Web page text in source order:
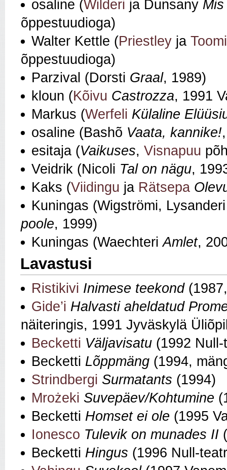
osaline (Wilderi ja Dunsany
õppestuudioga)
Walter Kettle (Priestley ja
õppestuudioga)
Parzival (Dorsti Graal, 1989)
kloun (Kõivu Castrozza, 1991
Markus (Werfeli Külaline
osaline (Bashõ Vaata, kannike!
esitaja (Vaikuses, Visnapuu
Veidrik (Nicoli Tal on nägu,
Kaks (Viidingu ja Rätsepa
Kuningas (Wigströmi,
poole, 1999)
Kuningas (WaechteriAmlet,
Lavastusi
Ristikivi Inimese teekond
Gide’i Halvasti aheldatud
näiteringis, 1991 Jyväskylä
Becketti Väljavisatu (1992
Becketti Lõppmäng (1994,
Strindbergi Surmatants (1994)
Mrożeki Suvepäev/Kohtumine
Becketti Homset ei ole (1995
Ionesco Tulevik on munades II
Becketti Hingus (1996 Null-